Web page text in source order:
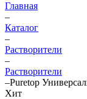
Главная
–
Каталог
–
Растворители
–
Растворители
–Puretop
Хит